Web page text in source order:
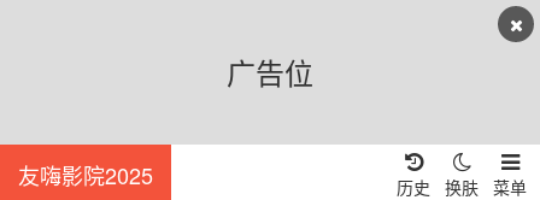
广告位
友嗨影院2025 菜单
换肤
历史